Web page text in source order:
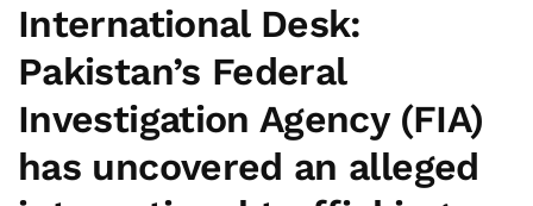
International Desk:
Pakistan’s Federal
Investigation Agency (FIA)
has uncovered an alleged